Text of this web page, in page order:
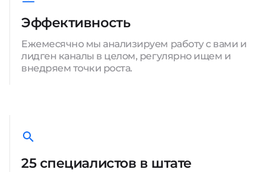
Эффективность
Ежемесячно мы анализируем работу с вами и
лидген каналы в целом, регулярно ищем и
внедряем точки роста.
25 специалистов в штате